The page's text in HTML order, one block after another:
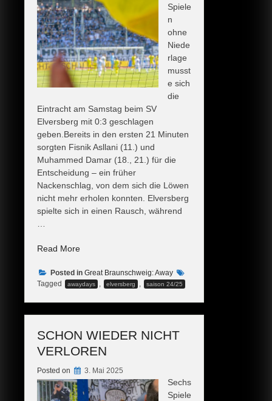
Spiele
n
ohne
Niede
rlage
musst
e sich
die
Eintracht am Samstag beim SV
Elversberg mit 0:3 geschlagen
geben.Bereits in den ersten 21 Minuten
sorgten Fisnik Asllani (11.) und
Muhammed Damar (18., 21.) für die
Entscheidung – ein früher
Nackenschlag, von dem sich die Löwen
nicht mehr erholen konnten. Elversberg
spielte sich in einen Rausch, während
Read More„Ein
zur
Unzeit“
Posted in Great Braunschweig: Away
Tagged
awaydays , elversberg , saison 24/25
SCHON WIEDER NICHT
VERLOREN
Posted on 3. Mai 2025
Sechs
Spiele